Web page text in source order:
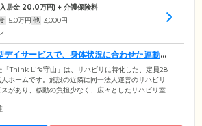
居金 20.0万円) + 介護保険料
5.0万円 他 3,000円
デイサービスで、身体状況に合わせた運動を
「Think Life守山」は、リハビリに特化した、定員28
ホームです。施設の近隣に同一法人運営のリハビリ
があり、移動の負担少なく、広々としたリハビリ室
学療法士と作業療法士が常駐。ご入居者様お一人お